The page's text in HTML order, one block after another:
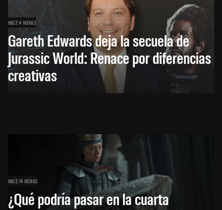
HACE 4 HORAS
Gareth Edwards deja la secuela de
Jurassic World: Renace por diferencias
creativas
HACE 14 HORAS
¿Qué podría pasar en la cuarta